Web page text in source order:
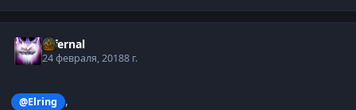
Infernal
24 февраля, 20188 г.
@Elring
,